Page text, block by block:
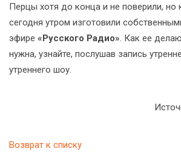
Перцы хотя до конца и не поверили, но
сегодня утром изготовили
эфире «Русского Радио». Как ее
нужна, узнайте, послушав запись
утреннего шоу.
Возврат к списку